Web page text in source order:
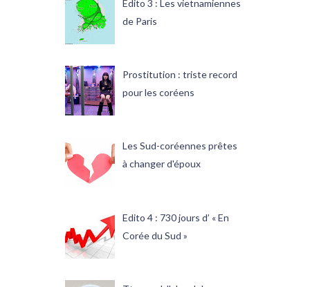
Edito 3 : Les vietnamiennes
de Paris
Prostitution : triste record
pour les coréens
Les Sud-coréennes prêtes
à changer d'époux
Edito 4 : 730 jours d’ « En
Corée du Sud »